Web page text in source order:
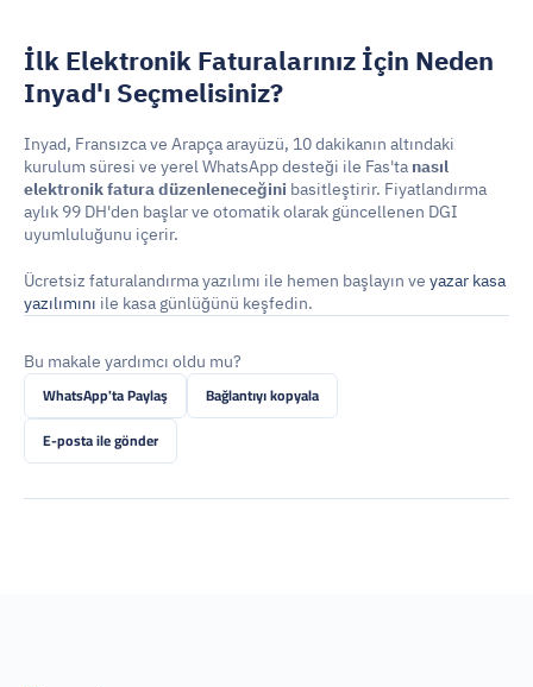
İlk Elektronik Faturalarınız İçin Neden
Inyad'ı Seçmelisiniz?
Inyad, Fransızca ve Arapça arayüzü, 10 dakikanın altındaki
kurulum süresi ve yerel WhatsApp desteği ile Fas'ta nasıl
elektronik fatura düzenleneceğini basitleştirir. Fiyatlandırma
aylık 99 DH'den başlar ve otomatik olarak güncellenen DGI
uyumluluğunu içerir.
Ücretsiz faturalandırma yazılımı ile hemen başlayın ve yazar kasa
yazılımını ile kasa günlüğünü keşfedin.
Bu makale yardımcı oldu mu?
WhatsApp'ta Paylaş
Bağlantıyı kopyala
E-posta ile gönder